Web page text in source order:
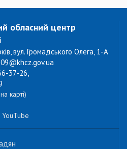
обласний центр
вул. Громадського Олега, 1-А
37-26,
карті)
YouTube